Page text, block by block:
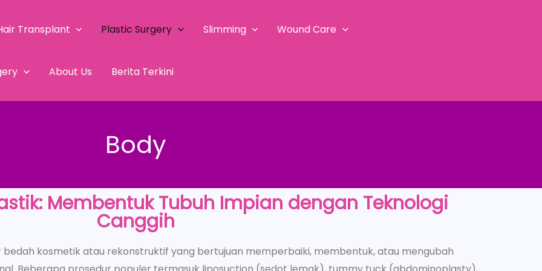
Transplant Plastic Surgery Slimming Wound Care
About Us Berita Terkini
Body
Membentuk Tubuh Impian dengan Teknologi
Canggih
kosmetik atau rekonstruktif yang bertujuan memperbaiki, membentuk, atau mengubah